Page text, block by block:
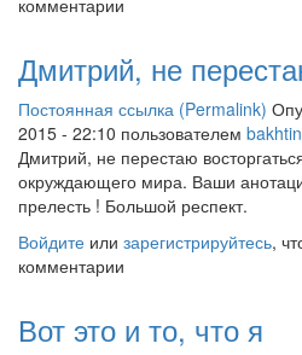
Дмитрий, не
Постоянная ссылка (Permalink)
2015 - 22:10 пользователем
Дмитрий, не перестаю
окруждающего мира. Ваши
прелесть ! Большой респект.
Войдите или зарегистрируйтесь,
комментарии
Вот это и то, что я